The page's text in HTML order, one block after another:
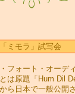
ミモラ」試写会
ォート・オーデ
は原題「Hum Dil
ら日本で一般公開